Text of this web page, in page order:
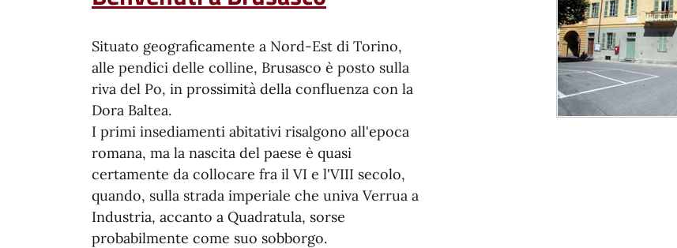
Situato geograficamente a Nord-Est di Torino,
alle pendici delle colline, Brusasco è posto sulla
riva del Po, in prossimità della confluenza con la
Dora Baltea.
I primi insediamenti abitativi risalgono all'epoca
romana, ma la nascita del paese è quasi
certamente da collocare fra il VI e l'VIII secolo,
quando, sulla strada imperiale che univa Verrua a
Industria, accanto a Quadratula, sorse
probabilmente come suo sobborgo.